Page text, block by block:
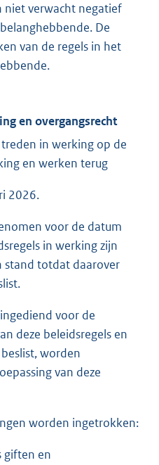
verwacht negatief
De
van de regels in het
en overgangsrecht
treden in werking op de
en werken terug
2026.
voor de datum
in werking zijn
stand totdat daarover
voor de
deze beleidsregels en
worden
van deze
worden ingetrokken:
giften en